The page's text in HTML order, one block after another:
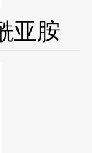
亚胺